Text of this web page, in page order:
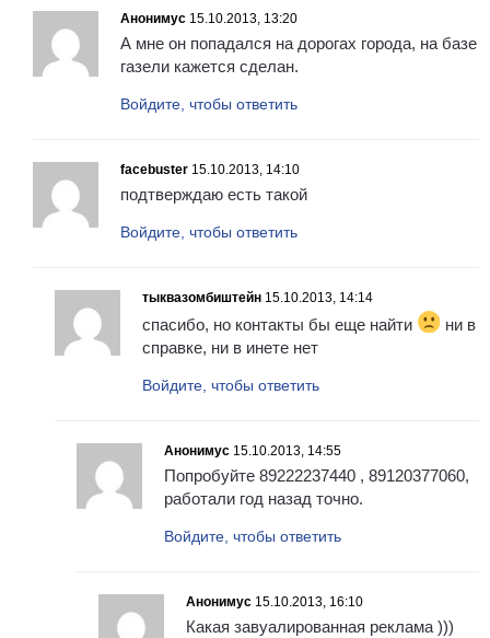
Анонимус 15.10.2013, 13:20
А мне он попадался на дорогах города, на базе
газели кажется сделан.
Войдите, чтобы ответить
facebuster 15.10.2013, 14:10
подтверждаю есть такой
Войдите, чтобы ответить
тыквазомбиштейн 15.10.2013, 14:14
спасибо, но контакты бы еще найти
ни в
справке, ни в инете нет
Войдите, чтобы ответить
Анонимус 15.10.2013, 14:55
Попробуйте 89222237440 , 89120377060,
работали год назад точно.
Войдите, чтобы ответить
Анонимус 15.10.2013, 16:10
Какая завуалированная реклама )))